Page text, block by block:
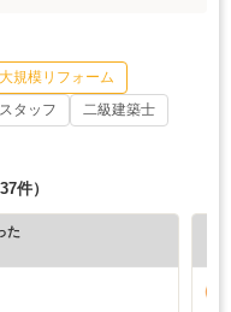
大規模リフォーム
タッフ
二級建築士
件）
た